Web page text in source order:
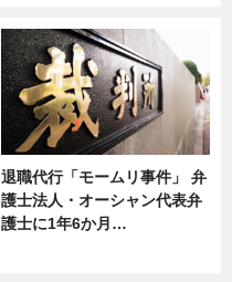
退職代行「モームリ事件」 弁
護士法人・オーシャン代表弁
護士に1年6か月…